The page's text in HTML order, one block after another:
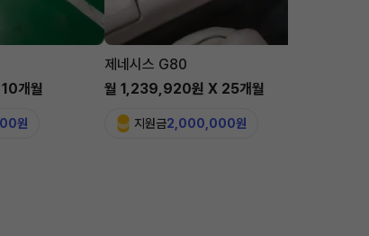
개월
원
제네시스 G80
월 1,239,920원 X 25개월
지원금2,000,000원